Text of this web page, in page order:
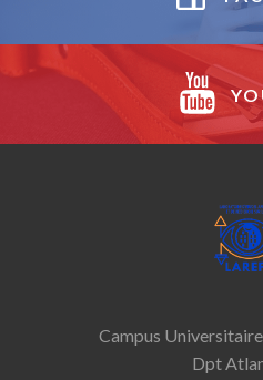
Campus
Dpt